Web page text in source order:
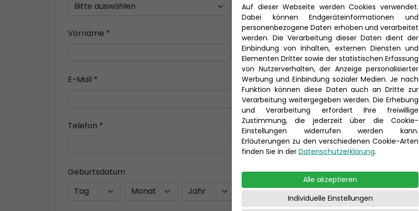
Vorname * Nachname *
E-Mail *
Telefon *
Geburtsdatum
Auf dieser Webseite werden Cookies verwendet.
Dabei können Endgeräteinformationen und
personenbezogene Daten erhoben und verarbeitet
werden. Die Verarbeitung dieser Daten dient der
Einbindung von Inhalten, externen Diensten und
Elementen Dritter sowie der statistischen Erfassung
von Nutzerverhalten, der Anzeige personalisierter
Werbung und Einbindung sozialer Medien. Je nach
Funktion können diese Daten auch an Dritte zur
Verarbeitung weitergegeben werden. Die Erhebung
und Verarbeitung erfordert Ihre freiwillige
Zustimmung, die jederzeit über die Cookie-
Einstellungen widerrufen werden kann.
Erläuterungen zu den verschiedenen Cookie-Arten
finden Sie in der Datenschutzerklärung.
Alle akzeptieren
Individuelle Einstellungen